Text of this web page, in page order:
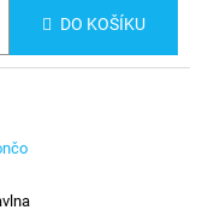
DO KOŠÍKU